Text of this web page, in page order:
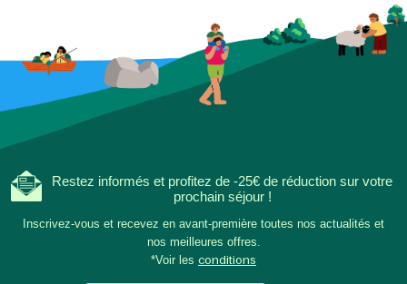
naissent les plus
de soirées simples
ensemble, hors
Restez informés et profitez de -25€ de réduction sur votre
prochain séjour !
Inscrivez-vous et recevez en avant-première toutes nos actualités et
nos meilleures offres.
*Voir les conditions